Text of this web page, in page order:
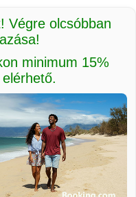
Végre olcsóbban
minimum 15%